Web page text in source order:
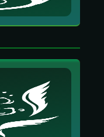
aliados e
que
por